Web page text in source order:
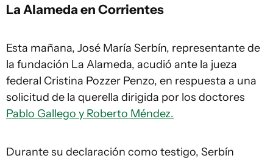
La Alameda en Corrientes
Esta mañana, José María Serbín, representante de
la fundación La Alameda, acudió ante la jueza
federal Cristina Pozzer Penzo, en respuesta a una
solicitud de la querella dirigida por los doctores
Pablo Gallego y Roberto Méndez.
Durante su declaración como testigo, Serbín